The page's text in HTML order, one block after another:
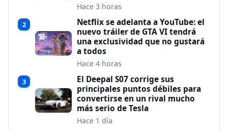
Hace 3 horas
2
Netflix se adelanta a YouTube: el
nuevo tráiler de GTA VI tendrá
una exclusividad que no gustará
a todos
Hace 4 horas
3
El Deepal S07 corrige sus
principales puntos débiles para
convertirse en un rival mucho
más serio de Tesla
Hace 1 día